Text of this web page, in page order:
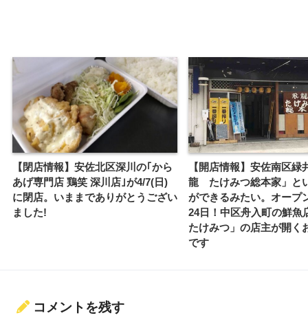
【閉店情報】安佐北区深川の｢から
あげ専門店 鶏笑 深川店｣が4/7(日)
に閉店。いままでありがとうござい
ました!
【開店情報】安佐南区緑
龍 たけみつ総本家」と
ができるみたい。オープ
24日！中区舟入町の鮮魚
たけみつ」の店主が開く
です
コメントを残す